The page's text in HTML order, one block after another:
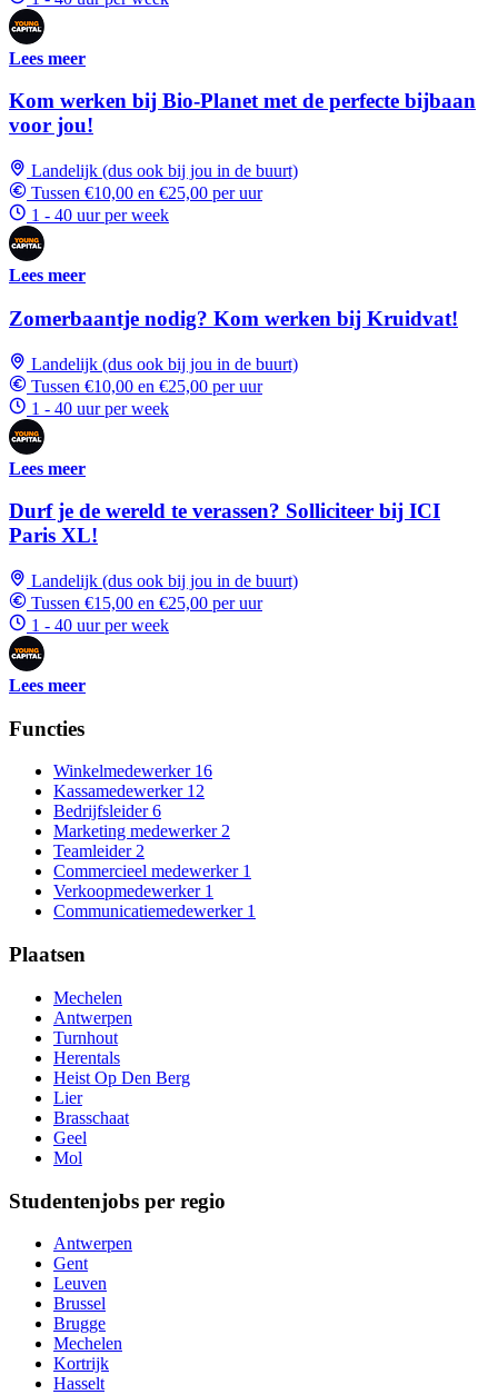
Lees meer
Kom werken bij Bio-Planet met de perfecte bijbaan
voor jou!
Landelijk (dus ook bij jou in de buurt)
Tussen €10,00 en €25,00 per uur
1 - 40 uur per week
Lees meer
Zomerbaantje nodig? Kom werken bij Kruidvat!
Landelijk (dus ook bij jou in de buurt)
Tussen €10,00 en €25,00 per uur
1 - 40 uur per week
Lees meer
Durf je de wereld te verassen? Solliciteer bij ICI
Paris XL!
Landelijk (dus ook bij jou in de buurt)
Tussen €15,00 en €25,00 per uur
1 - 40 uur per week
Lees meer
Functies
Winkelmedewerker 16
Kassamedewerker 12
Bedrijfsleider 6
Marketing medewerker 2
Teamleider 2
Commercieel medewerker 1
Verkoopmedewerker 1
Communicatiemedewerker 1
Plaatsen
Mechelen
Antwerpen
Turnhout
Herentals
Heist Op Den Berg
Lier
Brasschaat
Geel
Mol
Studentenjobs per regio
Antwerpen
Gent
Leuven
Brussel
Brugge
Mechelen
Kortrijk
Hasselt